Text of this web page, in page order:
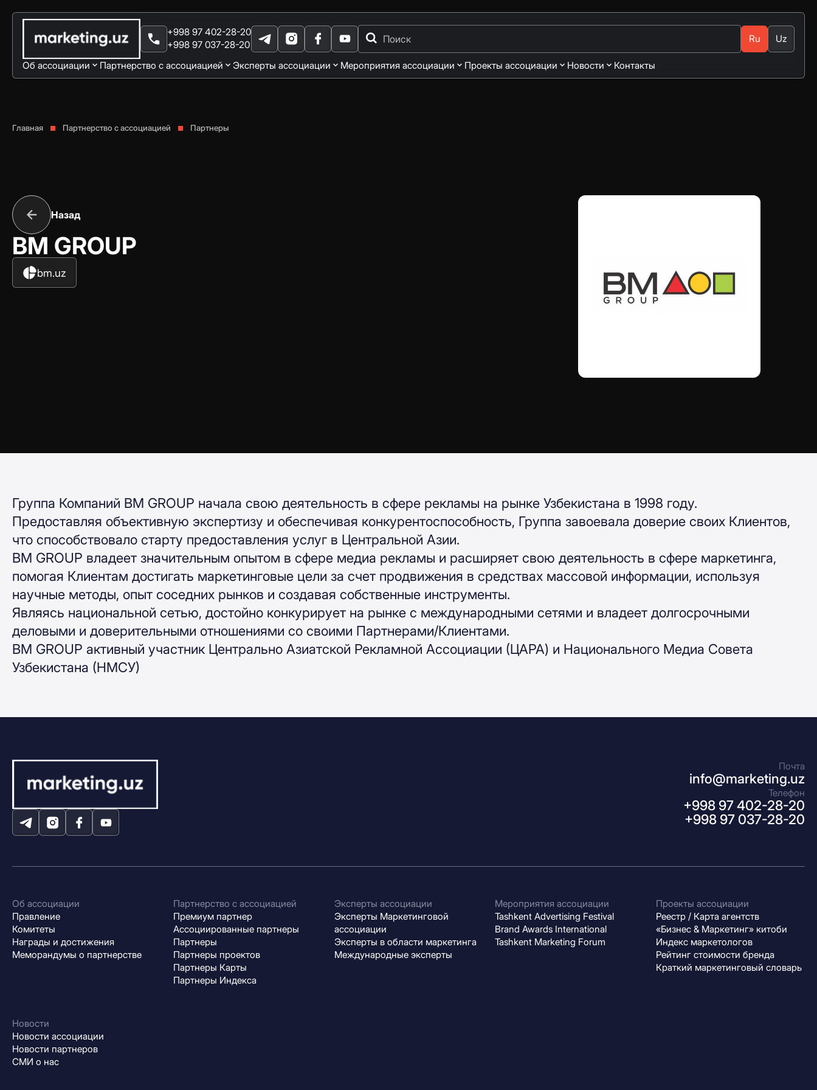
+998 97 402-28-20
+998 97 037-28-20
Ru Uz
Об ассоциации Партнерство с ассоциацией Эксперты ассоциации Мероприятия ассоциации Проекты ассоциации Новости Контакты
Главная Партнерство с ассоциацией Партнеры
Назад
BM GROUP
bm.uz
Группа Компаний BM GROUP начала свою деятельность в сфере рекламы на рынке Узбекистана в 1998 году.
Предоставляя объективную экспертизу и обеспечивая конкурентоспособность, Группа завоевала доверие своих Клиентов,
что способствовало старту предоставления услуг в Центральной Азии.
BM GROUP владеет значительным опытом в сфере медиа рекламы и расширяет свою деятельность в сфере маркетинга,
помогая Клиентам достигать маркетинговые цели за счет продвижения в средствах массовой информации, используя
научные методы, опыт соседних рынков и создавая собственные инструменты.
Являясь национальной сетью, достойно конкурирует на рынке с международными сетями и владеет долгосрочными
деловыми и доверительными отношениями со своими Партнерами/Клиентами.
BM GROUP активный участник Центрально Азиатской Рекламной Ассоциации (ЦАРА) и Национального Медиа Совета
Узбекистана (НМСУ)
Почта
info@marketing.uz
Телефон
+998 97 402-28-20
+998 97 037-28-20
Об ассоциации
Правление
Комитеты
Награды и достижения
Меморандумы о партнерстве
Партнерство с ассоциацией
Премиум партнер
Ассоциированные партнеры
Партнеры
Партнеры проектов
Партнеры Карты
Партнеры Индекса
Эксперты ассоциации
Эксперты Маркетинговой
ассоциации
Эксперты в области маркетинга
Международные эксперты
Мероприятия ассоциации
Tashkent Advertising Festival
Brand Awards International
Tashkent Marketing Forum
Проекты ассоциации
Реестр / Карта агентств
«Бизнес & Маркетинг» китоби
Индекс маркетологов
Рейтинг стоимости бренда
Краткий маркетинговый словарь
Новости
Новости ассоциации
Новости партнеров
СМИ о нас